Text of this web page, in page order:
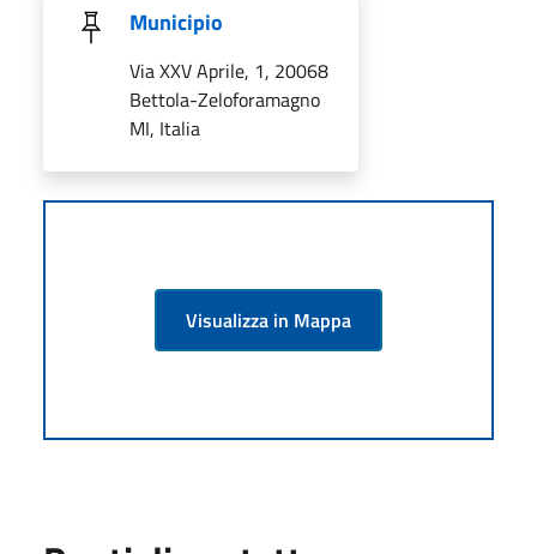
Municipio
Via XXV Aprile, 1, 20068
Bettola-Zeloforamagno
MI, Italia
Visualizza in Mappa